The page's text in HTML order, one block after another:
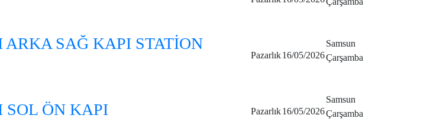
ARKA SAĞ KAPI STATİON
Pazarlık16/05/2026
Samsun
Çarşamba
SOL ÖN KAPI Pazarlık16/05/2026
Samsun
Çarşamba